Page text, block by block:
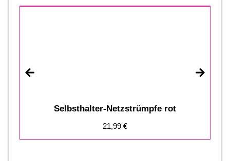
Selbsthalter-Netzstrümpfe rot
21,99 €